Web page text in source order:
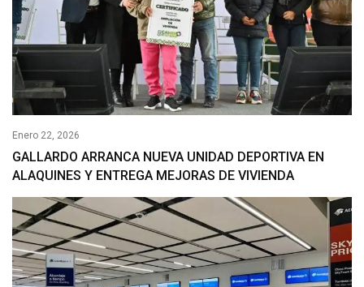
Enero 22, 2026
GALLARDO ARRANCA NUEVA UNIDAD DEPORTIVA EN
ALAQUINES Y ENTREGA MEJORAS DE VIVIENDA